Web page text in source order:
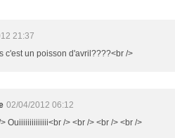
21:37
c'est un poisson d'avril????<br />
02/04/2012 06:12
Ouiiiiiiiiiiiiii<br /> <br /> <br /> <br />